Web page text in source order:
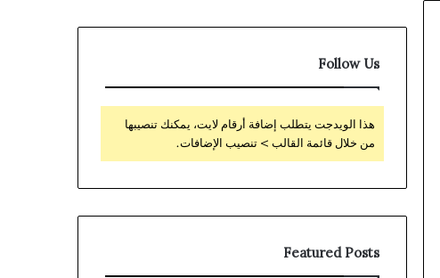
Follow Us
هذا الويدجت يتطلب إضافة أرقام لايت، يمكنك تنصيبها
من خلال قائمة القالب > تنصيب الإضافات.
Featured Posts